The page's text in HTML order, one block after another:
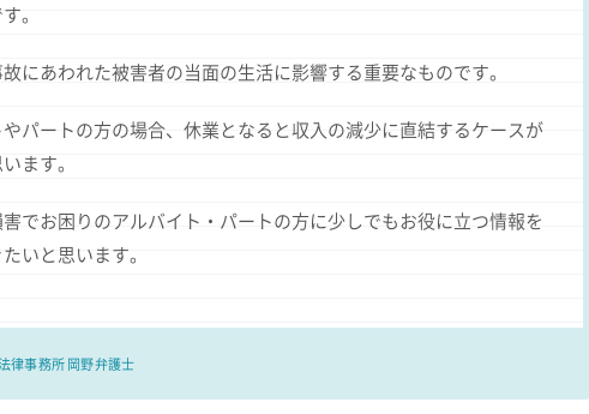
律事務所 岡野弁護士
。
故にあわれた被害者の当面の生活に影響する重要なものです。
パートの方の場合、休業となると収入の減少に直結するケースが
ます。
でお困りのアルバイト・パートの方に少しでもお役に立つ情報を
いと思います。